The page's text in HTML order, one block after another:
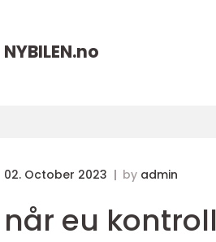
NYBILEN.no
02. October 2023 by admin
når eu